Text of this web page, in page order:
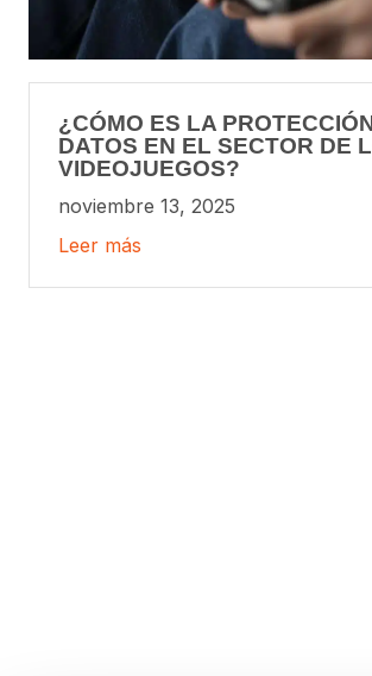
¿CÓMO ES LA
DATOS EN EL SECTOR DE
VIDEOJUEGOS?
noviembre 13, 2025
Leer más